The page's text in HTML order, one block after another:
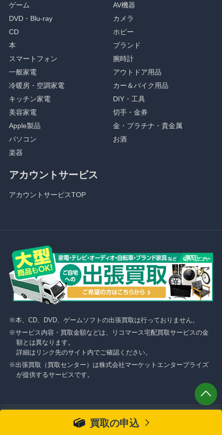
ゲーム
DVD・Blu-ray
CD
本
スマートフォン
一般家電
冷暖房・空調家電
キッチン家電
美容家電
Apple製品
パソコン
楽器
AV機器
カメラ
ホビー
ブランド
腕時計
アウトドア用品
カー＆バイク用品
DIY・工具
切手・金券
金・プラチナ・貴金属
お酒
アカウントサービス
アカウントサービスTOP
本、CD、DVD、ゲームソフトの出張買取は行っておりません。
サービス内容・買取金額などは、リコマース宅配買取サービスの金
額とは異なります。
詳細はリンク先のサイト内でご確認ください。
出張買取（買取センター）は株式会社マーケットエンタープライズ
が提供するサービスです。
リコマースWEBサイトを快適にご利用頂く為に、最新の「Google
買取の申込